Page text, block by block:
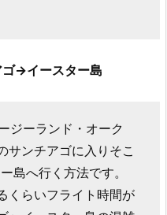
→イースター島
ジーランド・オーク
サンチアゴに入りそこ
島へ行く方法です。
くらいフライト時間が